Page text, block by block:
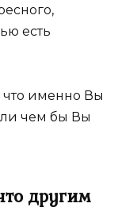
есть
что именно Вы
чем бы Вы
другим